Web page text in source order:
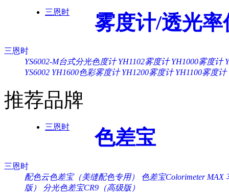
三恩时 雾度计/透光率
三恩时
YS6002-M台式分光色度计 YH1102雾度计 YH1000雾度计
YS6002 YH1600色彩雾度计 YH1200雾度计 YH1100雾度计
推荐品牌
三恩时 色差宝
三恩时
配色云色差宝（美缝配色专用）
色差宝Colorimeter MAX
版）
分光色差宝CR9（高级版）